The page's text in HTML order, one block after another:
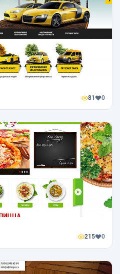
81 0
215 0